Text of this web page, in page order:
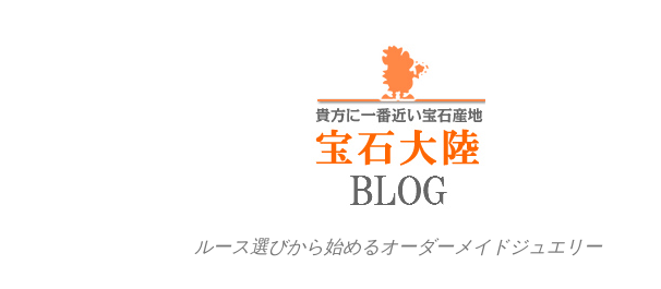
ルース選びから始めるオーダーメイドジュエリー